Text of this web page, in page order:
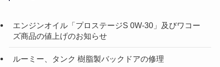
エンジンオイル「プロステージS 0W-30」及びワコー
ズ商品の値上げのお知らせ
ルーミー、タンク 樹脂製バックドアの修理